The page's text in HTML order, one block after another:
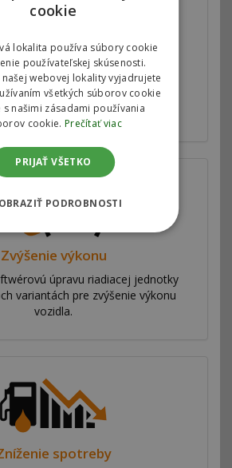
chiptuning
v riadiacej jednotke motora
v spolupráci s automobilkami.
Zvýšenie výkonu
úpravu riadiacej jednotky
variantách pre zvýšenie výkonu
vozidla.
spotreby
cookie
lokalita používa súbory cookie
používateľskej skúsenosti.
našej webovej lokality vyjadrujete
všetkých súborov cookie
s našimi zásadami používania
cookie. Prečítať viac
PRIJAŤ VŠETKO
PODROBNOSTI